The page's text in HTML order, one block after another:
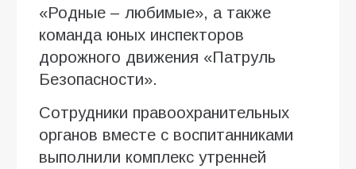
«Родные – любимые», а также
команда юных инспекторов
дорожного движения «Патруль
Безопасности».
Сотрудники правоохранительных
органов вместе с воспитанниками
выполнили комплекс утренней